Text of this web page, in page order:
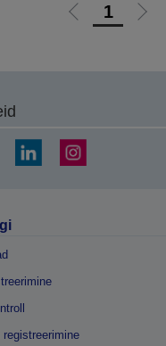
Liigu1
Liigu